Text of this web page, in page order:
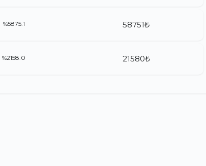
%5875.1 58751₺
%2158.0 21580₺